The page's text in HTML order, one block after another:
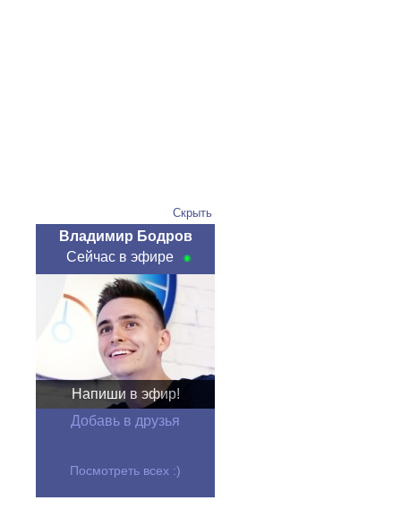
Скрыть
Владимир Бодров
Сейчас в эфире
Напиши в эфир!
Добавь в друзья
Посмотреть всех :)